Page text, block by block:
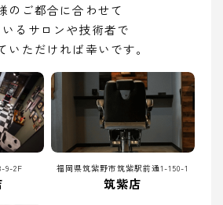
のご都合に合わせて
るサロンや技術者で
いただければ幸いです。
9-2F 福岡県筑紫野市筑紫駅前通1-150-1
筑紫店